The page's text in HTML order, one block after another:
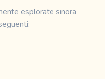
esplorate sinora